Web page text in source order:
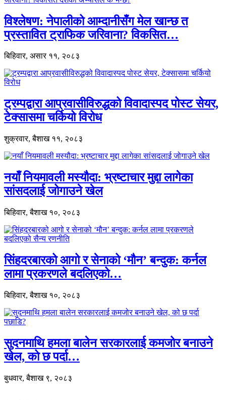
विश्लेषण: नेपालीको आम्दानीसँग मेल खान्छ त
प्रस्तावित ट्राफिक जरिवाना? विकसित…
बिहिवार, असार ११, २०८३
ट्रम्पद्वारा आप्रवासीविरुद्धको विवादास्पद पोस्ट सेयर,
टेक्सासमा चर्कियो विरोध
शुक्रवार, बैशाख ११, २०८३
नयाँ नियमावली मस्यौदा: भ्रष्टाचार मुद्दा लागेका
सांसदलाई जोगाउने खेल
बिहिवार, बैशाख १०, २०८३
सिंहदरबारको आगो र सेनाको ‘मौन’ बन्दुक: कर्नल
लामा प्रकरणले बदलिएको…
बिहिवार, बैशाख १०, २०८३
सुदनमाथि हमला बालेन सरकारलाई कमजोर बनाउने
खेल, को छ पर्दा…
बुधवार, बैशाख ९, २०८३